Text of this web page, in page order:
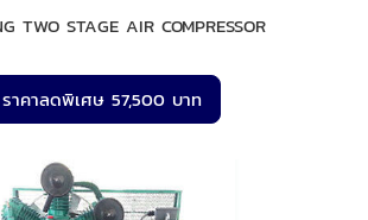
TWO STAGE AIR COMPRESSOR
ราคาลดพิเศษ 57,500 บาท